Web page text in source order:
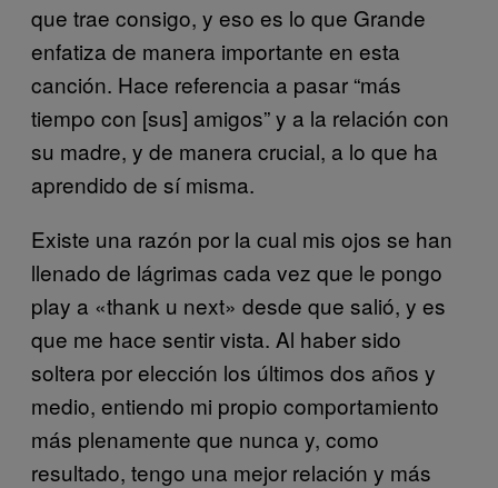
que trae consigo, y eso es lo que Grande
enfatiza de manera importante en esta
canción. Hace referencia a pasar “más
tiempo con [sus] amigos” y a la relación con
su madre, y de manera crucial, a lo que ha
aprendido de sí misma.
Existe una razón por la cual mis ojos se han
llenado de lágrimas cada vez que le pongo
play a «thank u next» desde que salió, y es
que me hace sentir vista. Al haber sido
soltera por elección los últimos dos años y
medio, entiendo mi propio comportamiento
más plenamente que nunca y, como
resultado, tengo una mejor relación y más